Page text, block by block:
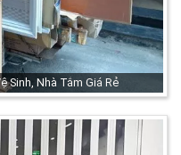
Sinh, Nhà Tắm Giá Rẻ